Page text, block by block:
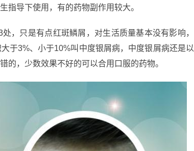
指导下使用，有的药物副作用较大。
，只是有点红斑鳞屑，对生活质量基本没有影响，
于3%、小于10%叫中度银屑病，中度银屑病还是以
的，少数效果不好的可以合用口服的药物。